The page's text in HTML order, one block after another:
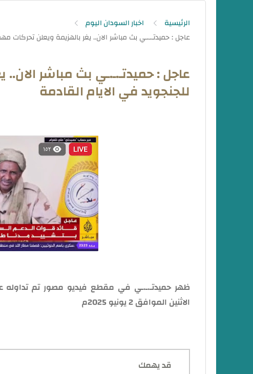
الرئيسية اخبار السودان اليوم
عاجل : حميدتـ.ـ.ـي بث مباشر
للجنجويد في الايام القادمة
ظهر حميدتـ.ـ.ـي في مقطع فيديو مصور تم تداوله
الاثنين الموافق 2 يونيو 2025م
قد يهمك